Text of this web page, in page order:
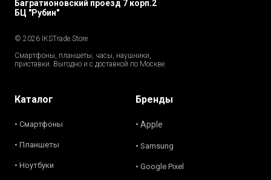
Багратионовский проезд 7 корп.2
БЦ "Рубин"
© 2026 IKSTrade.Store
Смартфоны, планшеты, часы, наушники,
приставки. Выгодно и с доставкой по Москве.
Каталог
• Смартфоны
• Планшеты
• Ноутбуки
Бренды
• Apple
• Samsung
• Google Pixel